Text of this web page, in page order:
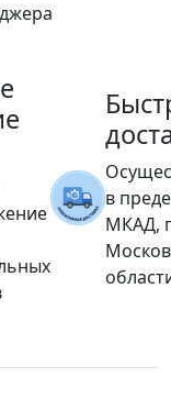
в
МКАД,